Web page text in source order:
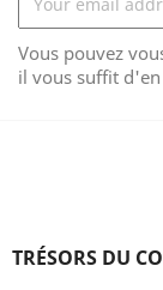
Vous pouvez
il vous suffit
TRÉSORS DU